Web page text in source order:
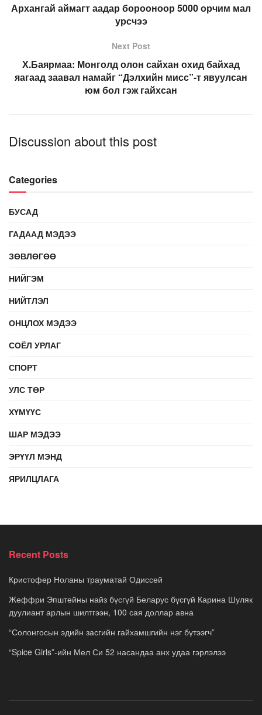
Архангай аймагт аадар борооноор 5000 орчим мал
урсчээ
Next Post
Х.Баярмаа: Монголд олон сайхан охид байхад
яагаад заавал намайг “Дэлхийн мисс”-т явуулсан
юм бол гэж гайхсан
Discussion about this post
Categories
БУСАД
ГАДААД МЭДЭЭ
ЗӨВЛӨГӨӨ
НИЙГЭМ
НИЙТЛЭЛ
ОНЦЛОХ МЭДЭЭ
СОЁЛ УРЛАГ
СПОРТ
УЛС ТӨР
ХҮМҮҮС
ШАР МЭДЭЭ
ЭРҮҮЛ МЭНД
ЯРИЛЦЛАГА
Recent Posts
Кристофер Ноланы трауматай Одиссей
Жеффри Эпштейны найз бүсгүй Беларус бүсгүй Карина Шуляк
дуулиант арлын шилтгээн, 100 сая доллар авна
“Солонгосын эдийн засгийн гайхамшгийн нэг бүтээгч”
“Spice Girls”-ийн Мел Си 52 насандаа анх удаа гэрлэлээ